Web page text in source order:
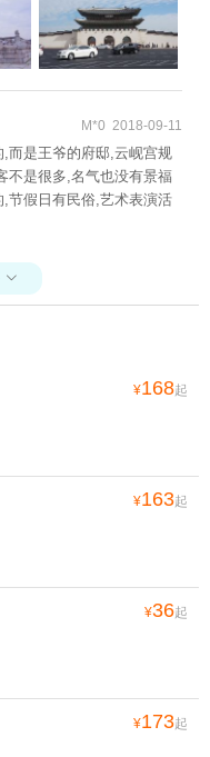
M*0 2018-09-11
而是王爷的府邸,云岘宫规
不是很多,名气也没有景福
节假日有民俗,艺术表演活

¥168起
¥163起
¥36起
¥173起